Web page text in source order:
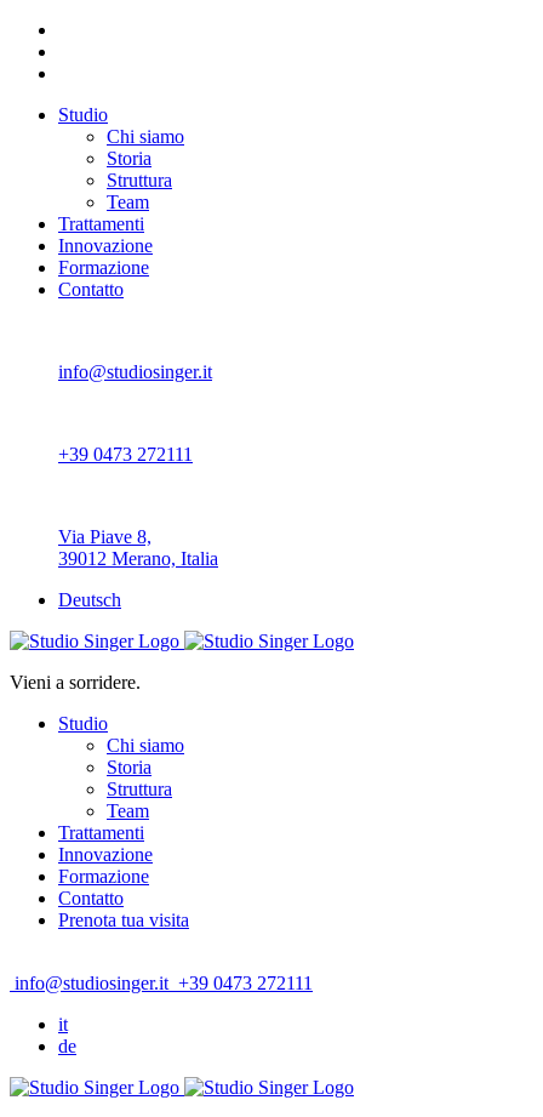
Studio
Chi siamo
Storia
Struttura
Team
Trattamenti
Innovazione
Formazione
Contatto
info@studiosinger.it
+39 0473 272111
Via Piave 8,
39012 Merano, Italia
Deutsch
Vieni a sorridere.
Studio
Chi siamo
Storia
Struttura
Team
Trattamenti
Innovazione
Formazione
Contatto
Prenota tua visita
info@studiosinger.it +39 0473 272111
it
de